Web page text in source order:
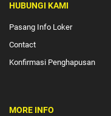
HUBUNGI KAMI
Pasang Info Loker
Contact
Konfirmasi Penghapusan
MORE INFO